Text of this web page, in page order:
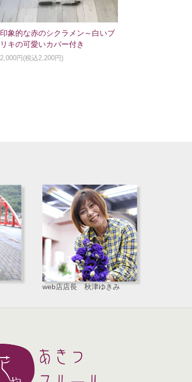
印象的な赤のシクラメン～白いブ
リキの可愛いカバー付き
2,000円(税込2,200円)
web店店長 秋津ゆきみ